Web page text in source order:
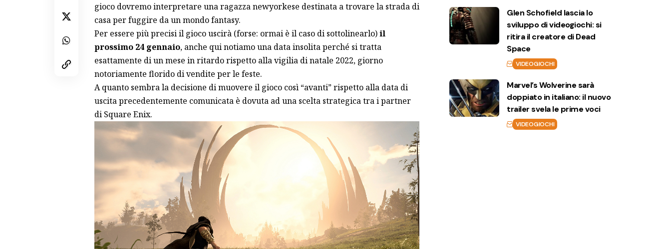
gioco dovremo interpretare una ragazza newyorkese destinata a trovare la strada di
casa per fuggire da un mondo fantasy.
Per essere più precisi il gioco uscirà (forse: ormai è il caso di sottolinearlo)il
prossimo 24 gennaio, anche qui notiamo una data insolita perché si tratta
esattamente di un mese in ritardo rispetto alla vigilia di natale 2022, giorno
notoriamente florido di vendite per le feste.
A quanto sembra la decisione di muovere il gioco così “avanti” rispetto alla data di
uscita precedentemente comunicata è dovuta ad una scelta strategica tra i partner
di Square Enix.
Glen Schofield lascia lo
sviluppo di videogiochi: si
ritira il creatore di Dead
Space
VIDEOGIOCHI
Marvel’s Wolverine sarà
doppiato in italiano: il nuovo
trailer svela le prime voci
VIDEOGIOCHI